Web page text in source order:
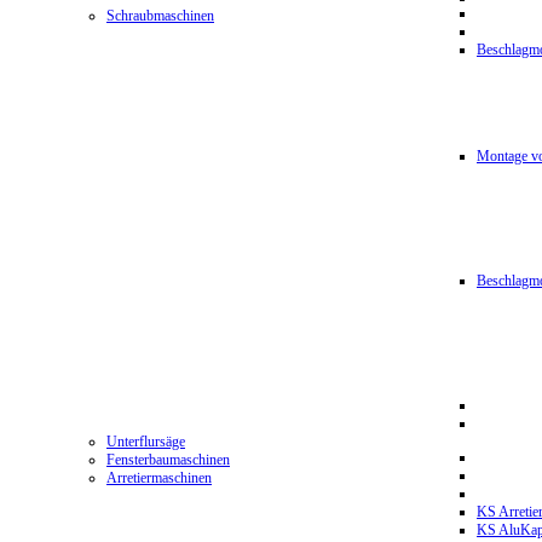
Schraubmaschinen
Montage
Unterflursäge
Fensterbaumaschinen
Arretiermaschinen
KS
KS